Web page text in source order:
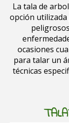
La tala de
opción
ocasiones
para talar un
técnicas